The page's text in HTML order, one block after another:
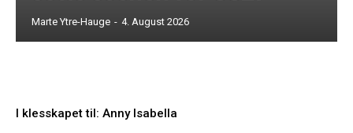
Marte Ytre-Hauge - 4. August 2026
I klesskapet til: Anny Isabella